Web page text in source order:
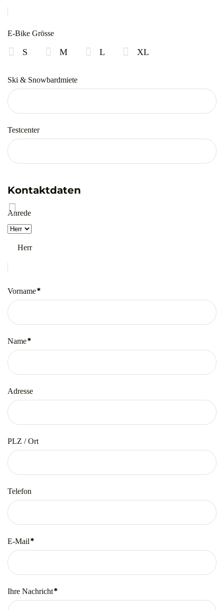
E-Bike Grösse
S M L XL
Ski & Snowbardmiete
Testcenter
Kontaktdaten
Anrede
Herr
Vorname*
Pflichtfeld
Name*
Pflichtfeld
Adresse
PLZ / Ort
Telefon
E-Mail*
Pflichtfeld
Ihre Nachricht*
Pflichtfeld